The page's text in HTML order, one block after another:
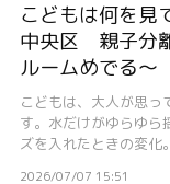
こどもは何を
中央区 親子分
ルームめでる〜
こどもは、大人が思っ
す。水だけがゆらゆら
ズを入れたときの変化
2026/07/07 15:51